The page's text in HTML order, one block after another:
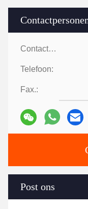
Contactpersonen:
Telefoon:
Fax.:
Post ons